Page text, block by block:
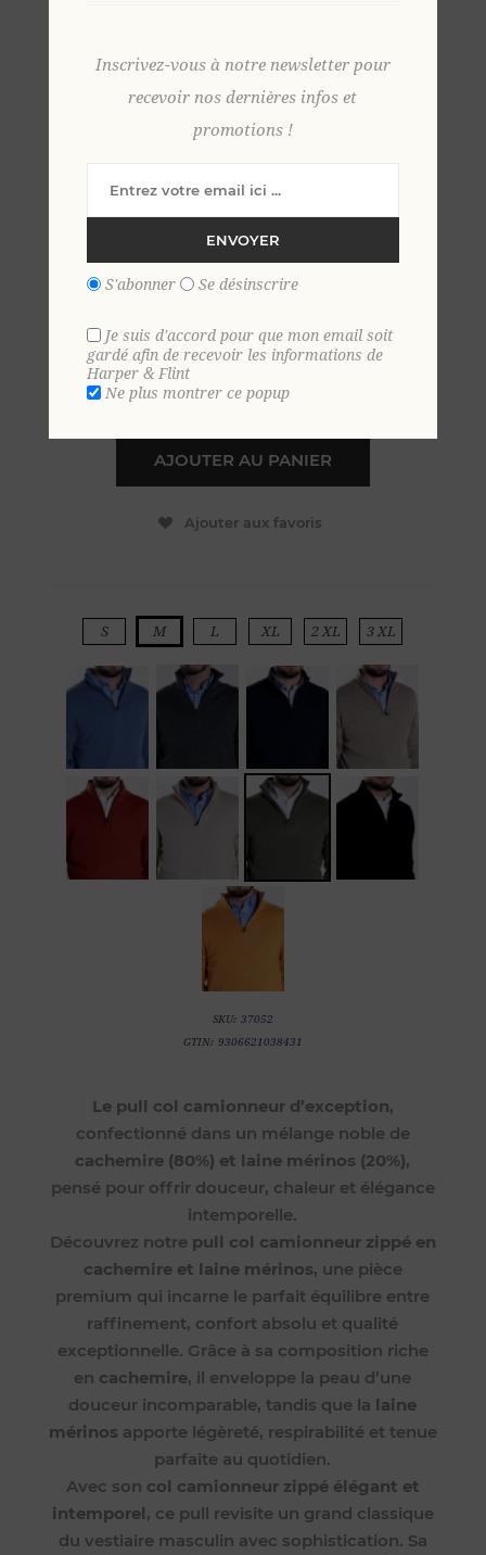
camionneur M KAKI
99,00 €
+
AJOUTER AU PANIER
Ajouter aux favoris
S M L XL 2 XL 3 XL
SKU: 37052
GTIN: 9306621038431
Le pull col camionneur d’exception,
confectionné dans un mélange noble de
cachemire (80%) et laine mérinos (20%),
pensé pour offrir douceur, chaleur et élégance
intemporelle.
Découvrez notre pull col camionneur zippé en
cachemire et laine mérinos, une pièce
premium qui incarne le parfait équilibre entre
raffinement, confort absolu et qualité
exceptionnelle. Grâce à sa composition riche
en cachemire, il enveloppe la peau d’une
douceur incomparable, tandis que la laine
mérinos apporte légèreté, respirabilité et tenue
parfaite au quotidien.
Avec son col camionneur zippé élégant et
intemporel, ce pull revisite un grand classique
du vestiaire masculin avec sophistication. Sa
Inscrivez-vous à notre newsletter pour
recevoir nos dernières infos et
promotions !
ENVOYER
S'abonner Se désinscrire
Je suis d'accord pour que mon email soit
gardé afin de recevoir les informations de
Harper & Flint
Ne plus montrer ce popup